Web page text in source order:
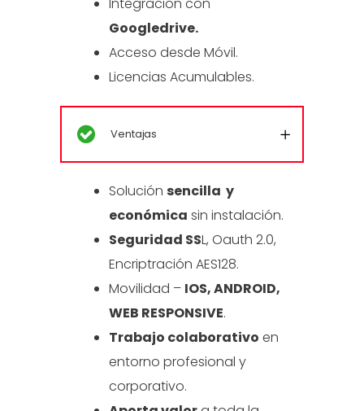
Integración con
Googledrive.
Acceso desde Móvil.
Licencias Acumulables.
Ventajas
Solución sencilla y
económica sin instalación.
Seguridad SSL, Oauth 2.0,
Encriptración AES128.
Movilidad – IOS, ANDROID,
WEB RESPONSIVE.
Trabajo colaborativo en
entorno profesional y
corporativo.